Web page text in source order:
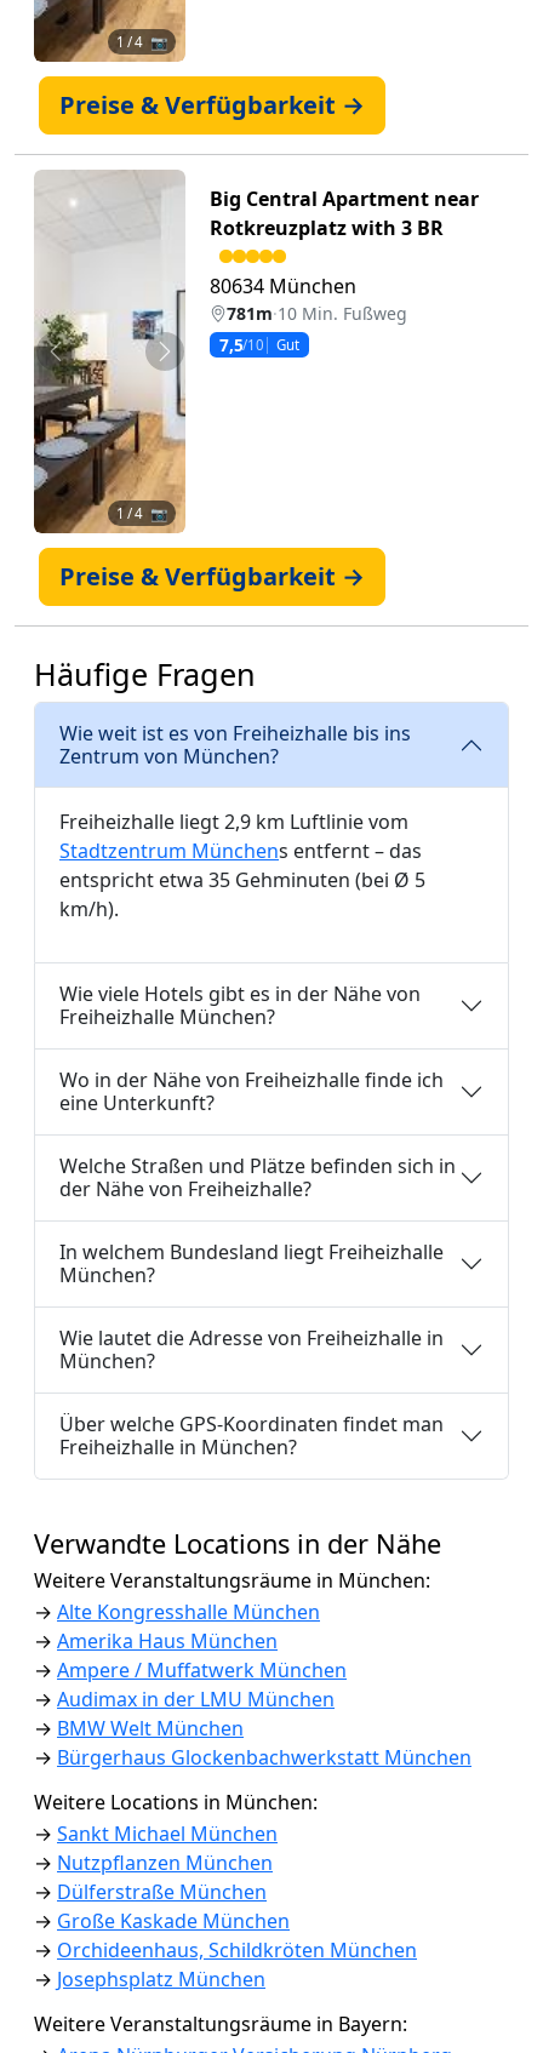
1/ 4 📷
Preise & Verfügbarkeit →
Zurück Weiter
1/ 4 📷
Big Central Apartment near
Rotkreuzplatz with 3 BR
80634 München
781m·10 Min. Fußweg
7,5/10 Gut
Preise & Verfügbarkeit →
Häufige Fragen
Wie weit ist es von Freiheizhalle bis ins
Zentrum von München?
Freiheizhalle liegt 2,9 km Luftlinie vom
Stadtzentrum Münchens entfernt – das
entspricht etwa 35 Gehminuten (bei Ø 5
km/h).
Wie viele Hotels gibt es in der Nähe von
Freiheizhalle München?
Wo in der Nähe von Freiheizhalle finde ich
eine Unterkunft?
Welche Straßen und Plätze befinden sich in
der Nähe von Freiheizhalle?
In welchem Bundesland liegt Freiheizhalle
München?
Wie lautet die Adresse von Freiheizhalle in
München?
Über welche GPS-Koordinaten findet man
Freiheizhalle in München?
Verwandte Locations in der Nähe
Weitere Veranstaltungsräume in München:
→ Alte Kongresshalle München
→ Amerika Haus München
→ Ampere / Muffatwerk München
→ Audimax in der LMU München
→ BMW Welt München
→ Bürgerhaus Glockenbachwerkstatt München
Weitere Locations in München:
→ Sankt Michael München
→ Nutzpflanzen München
→ Dülferstraße München
→ Große Kaskade München
→ Orchideenhaus, Schildkröten München
→ Josephsplatz München
Weitere Veranstaltungsräume in Bayern: